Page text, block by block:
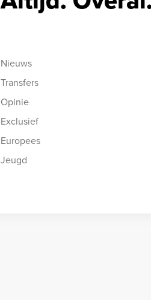
Nieuws
Transfers
Opinie
Exclusief
Europees
Jeugd